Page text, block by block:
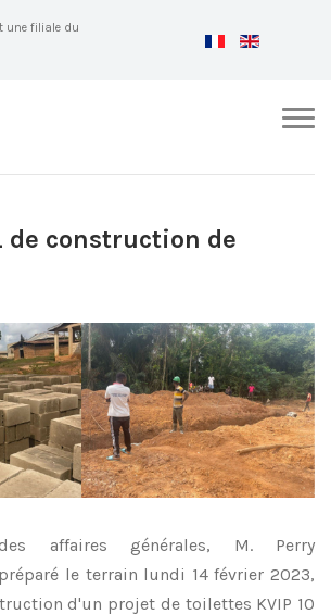
une filiale du
de construction de
affaires générales, M. Perry
préparé le terrain lundi 14 février 2023,
d'un projet de toilettes KVIP 10